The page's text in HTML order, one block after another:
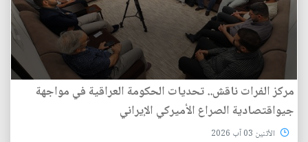
مركز الفرات ناقش.. تحديات الحكومة العراقية في مواجهة
جيواقتصادية الصراع الأميركي الإيراني
الأثنين 03 آب 2026